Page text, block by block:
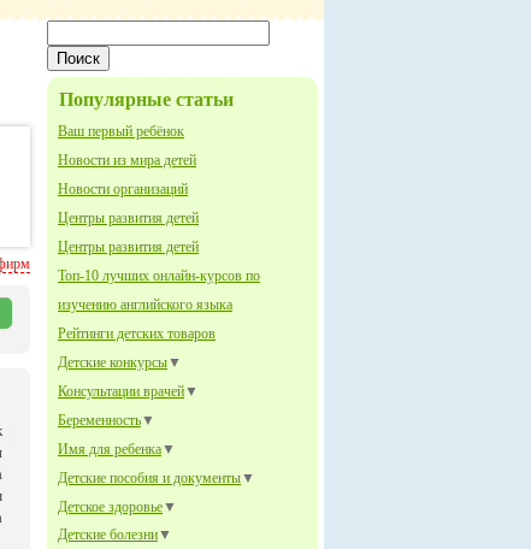
Популярные статьи
Ваш первый ребёнок
Новости из мира детей
Новости организаций
Центры развития детей
Центры развития детей
Топ-10 лучших онлайн-курсов по
изучению английского языка
Рейтинги детских товаров
Детские конкурсы▼
Консультации врачей▼
Беременность▼
Имя для ребенка▼
Детские пособия и документы▼
Детское здоровье▼
Детские болезни▼